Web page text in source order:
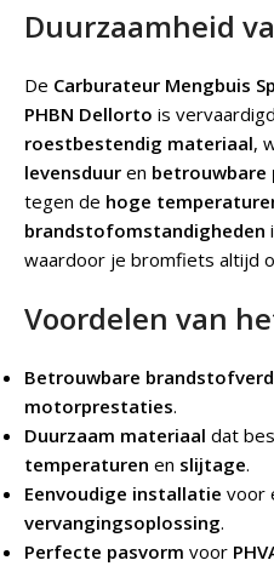
Duurzaamheid
De Carburateur Mengbuis
PHBN Dellorto is
roestbestendig materiaal,
levensduur en betrouwbare
tegen de hoge
brandstofomstandigheden
waardoor je bromfiets altijd
Voordelen van
Betrouwbare
motorprestaties.
Duurzaam materiaal dat
temperaturen en slijtage.
Eenvoudige installatie voor
vervangingsoplossing.
Perfecte pasvorm voor